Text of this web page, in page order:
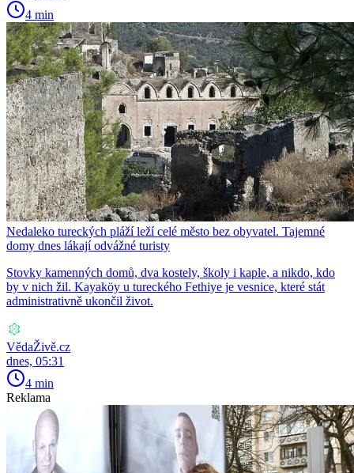
4 min
Nedaleko tureckých pláží leží celé město bez obyvatel. Tajemné
domy dnes lákají odvážné turisty
Stovky kamenných domů, dva kostely, školy i kaple, a nikdo, kdo
by v nich žil. Kayaköy u tureckého Fethiye je vesnice, které stát
administrativně ukončil život.
VědaŽivě.cz
dnes, 05:31
4 min
Reklama